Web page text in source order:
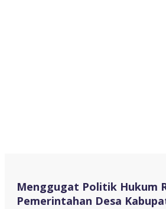
Menggugat Politik Hukum
Pemerintahan Desa